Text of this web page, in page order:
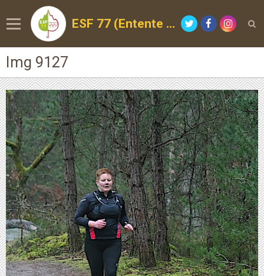
ESF 77 (Entente Sportive de la Forêt)
Img 9127